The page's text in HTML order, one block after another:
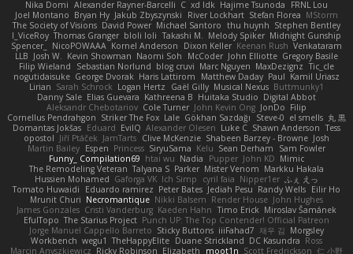
Nika Domi Alexander Rayner-Barcelli C xd Idk Hajime Tsunoda
FRNL Lou
Joel Montano Bryan Hy Jakub Zbyszynski River Lockhart Stefan Florea MStorm
The Society of Visions David Power Michael Santoro thu huynh Stephen Bentley
I_ViceRoy Thomas Granger bloli loli Takashi M. Melody Spiker Midnight Gunship
Spencer_
NicoPOWAAA Kornel Anderson Dixon Keller Keenan Rush Venkataram
LLB Josh W. Kevin Showman Naomi Soh McCoder John Elliotte Gregory Basile
Filip Wieland
Sebastian Norlund blog cruvi Marc Nguyen MaxDezignz Tic_cle
nogutidaisuke George Dvorak Haris Lattirom Matthew Daday Paul Kamil Uriasz
Lirian Sarah Schrock Logan Hertz Gaël Gilly Musical Nexus Buttmunky1
Danny Sale Elias Guevara Kathreena B Huitaka Studio Digital Abbot
Aleksandr Chebotariov Cole Turner John Kevin Ong JonDo Filip
Cornellus Pendrahgon Striker The Fox Lale Gökhan Sazdağı Steve-0 el smells 丸 黒
Domantas Jokšas Eduard EvilQ Alexander Olesen Luke C Shawn Anderson Tess
opostol Jiří Ptáček JamTarts Clive McKenzie Shabeen Barzey - Browne Josh
Martin Bailey Espen Princess SiryuSama Kelu Sean Derham
Sam Fowler
Funny_ Compilation69 htai wu Nadia Pupper John KD Mimic
The Remodeling Veteran Talyana S Parker Mister Venom Markku Hakala
Hussien Mohamed Gaforga VK Ich Simp cyril faia Nipper1er ふぇ えっ
Tomato Huwaidi
Eduardo ramirez Peter Bates Jediah Pesu Randy Wells Eilir Ho
Mrunit Churi Necromantique Nikki Balsem Render House John Hughes
James Gonzales Cristi Vanderburg Kaeden Hahn Timo Erick Miroslav Šamánek
EfulTopo The Starius Project Punch UP: The Top Contender! Official Patreon
Jorge Manuel Cappello Barreto Sticky Buttons iiiFahad7 재우 김 Morgsley
Workbench wegu1 TheHappyElite Duane Strickland DC Kasundra Ross
Marcin Anyszkiewicz Ricky Robinson Elizabeth moot1n Scott Fredrickson 仁 小野